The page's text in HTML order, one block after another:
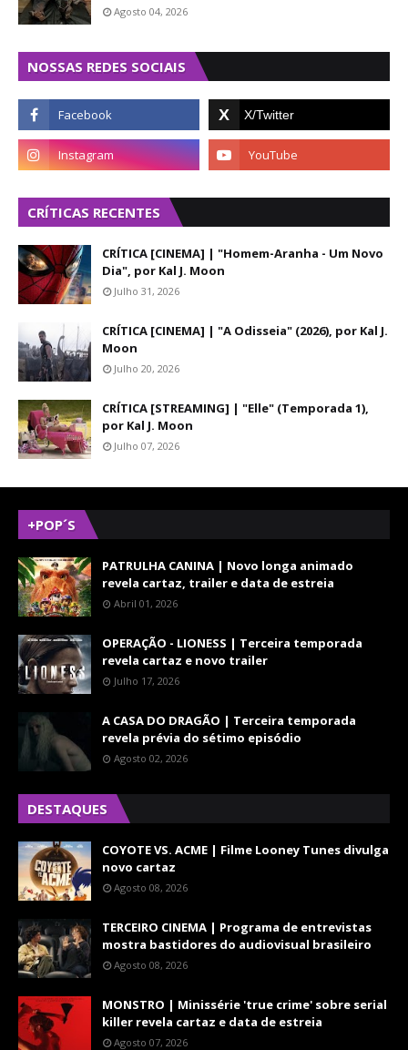
Agosto 04, 2026
NOSSAS REDES SOCIAIS
CRÍTICAS RECENTES
CRÍTICA [CINEMA] | "Homem-Aranha - Um Novo
Dia", por Kal J. Moon
Julho 31, 2026
CRÍTICA [CINEMA] | "A Odisseia" (2026), por Kal J.
Moon
Julho 20, 2026
CRÍTICA [STREAMING] | "Elle" (Temporada 1),
por Kal J. Moon
Julho 07, 2026
+POP´S
PATRULHA CANINA | Novo longa animado
revela cartaz, trailer e data de estreia
Abril 01, 2026
OPERAÇÃO - LIONESS | Terceira temporada
revela cartaz e novo trailer
Julho 17, 2026
A CASA DO DRAGÃO | Terceira temporada
revela prévia do sétimo episódio
Agosto 02, 2026
DESTAQUES
COYOTE VS. ACME | Filme Looney Tunes divulga
novo cartaz
Agosto 08, 2026
TERCEIRO CINEMA | Programa de entrevistas
mostra bastidores do audiovisual brasileiro
Agosto 08, 2026
MONSTRO | Minissérie 'true crime' sobre serial
killer revela cartaz e data de estreia
Agosto 07, 2026